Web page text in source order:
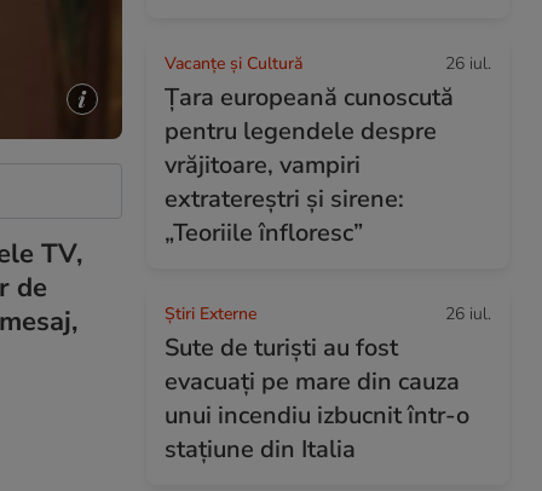
TV,
de
Vacanțe și Cultură 26 iul.
Țara europeană cunoscută
pentru legendele despre
vrăjitoare, vampiri
extratereștri și sirene:
„Teoriile înfloresc”
Știri Externe 26 iul.
Sute de turiști au fost
evacuați pe mare din cauza
unui incendiu izbucnit într-o
stațiune din Italia